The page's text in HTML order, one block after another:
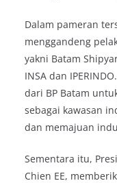
Dalam pameran
menggandeng
yakni Batam
INSA dan
dari BP Batam
sebagai kawasan
dan memajuan
Sementara itu,
Chien EE,